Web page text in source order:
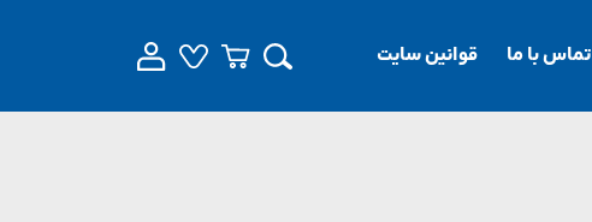
تماس با ما قوانین سایت